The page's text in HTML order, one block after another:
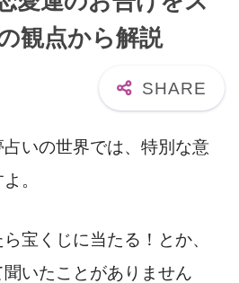
観点から解説
占いの世界では、特別な意
。
宝くじに当たる！とか、
いたことがありません